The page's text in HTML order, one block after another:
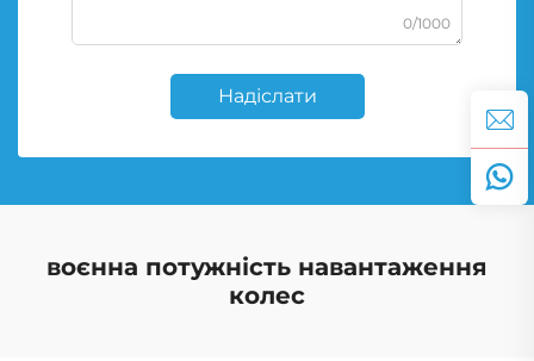
0/1000
Надіслати
воєнна потужність навантаження
колес